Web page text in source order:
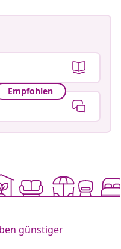
Empfohlen
günstiger